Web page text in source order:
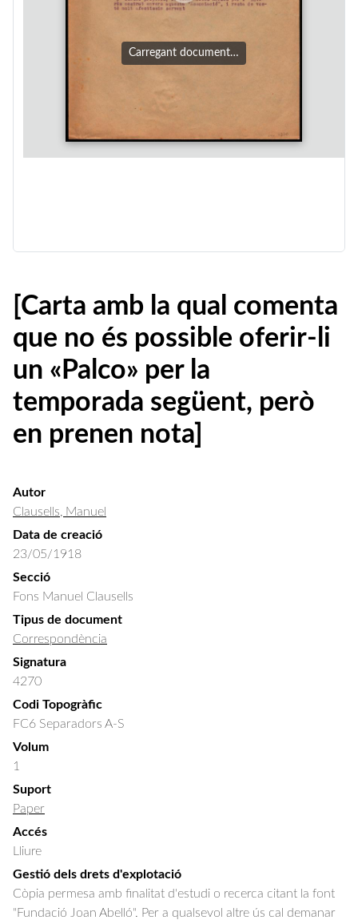
Carregant document…
[Carta amb la qual comenta
que no és possible oferir-li
un «Palco» per la
temporada següent, però
en prenen nota]
Autor
Clausells, Manuel
Data de creació
23/05/1918
Secció
Fons Manuel Clausells
Tipus de document
Correspondència
Signatura
4270
Codi Topogràfic
FC6 Separadors A-S
Volum
1
Suport
Paper
Accés
Lliure
Gestió dels drets d'explotació
Còpia permesa amb finalitat d'estudi o recerca citant la font
"Fundació Joan Abelló". Per a qualsevol altre ús cal demanar